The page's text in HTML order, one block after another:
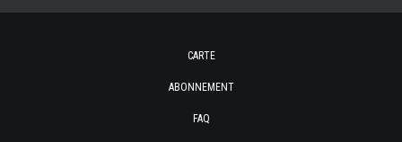
CARTE
ABONNEMENT
FAQ